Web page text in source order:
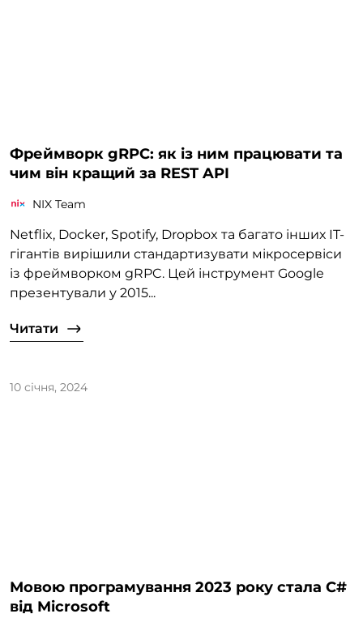
Фреймворк gRPC: як із ним працювати та
чим він кращий за REST API
NIX Team
Netflix, Docker, Spotify, Dropbox та багато інших IT-
гігантів вирішили стандартизувати мікросервіси
із фреймворком gRPC. Цей інструмент Google
презентували у 2015...
Читати
10 січня, 2024
Мовою програмування 2023 року стала C#
від Microsoft